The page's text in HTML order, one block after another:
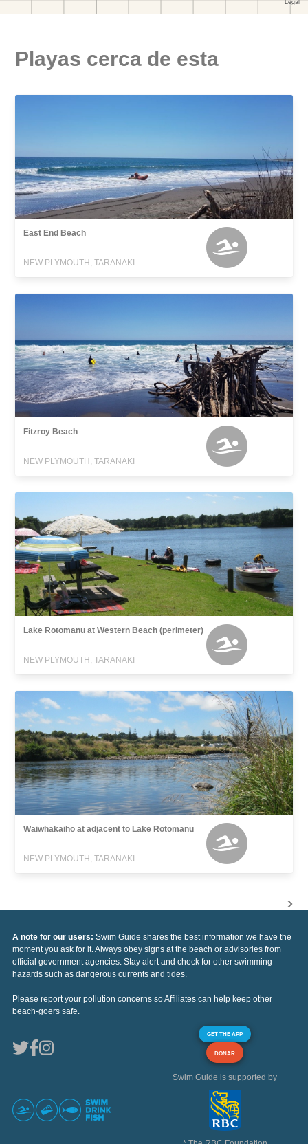
Playas cerca de esta
East End Beach
NEW PLYMOUTH, TARANAKI
Fitzroy Beach
NEW PLYMOUTH, TARANAKI
Lake Rotomanu at Western Beach (perimeter)
NEW PLYMOUTH, TARANAKI
Waiwhakaiho at adjacent to Lake Rotomanu
NEW PLYMOUTH, TARANAKI
A note for our users: Swim Guide shares the best information we have the
moment you ask for it. Always obey signs at the beach or advisories from
official government agencies. Stay alert and check for other swimming
hazards such as dangerous currents and tides.
Please report your pollution concerns so Affiliates can help keep other
beach-goers safe.
GET THE APP
DONAR
Swim Guide is supported by